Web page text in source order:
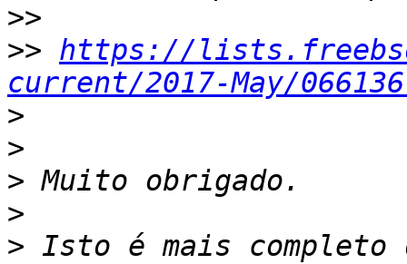
>>
>> https://
current/2017-May/
>
>
>
>
> Isto é mais completo